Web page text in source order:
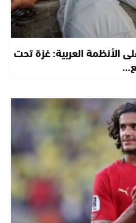
الأنظمة العربية: غزة تحت